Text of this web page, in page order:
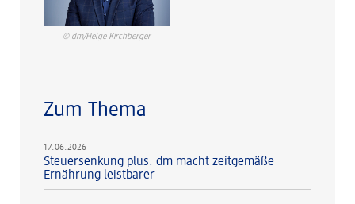
© dm/Helge Kirchberger
Zum Thema
17.06.2026
Steuersenkung plus: dm macht zeitgemäße
Ernährung leistbarer